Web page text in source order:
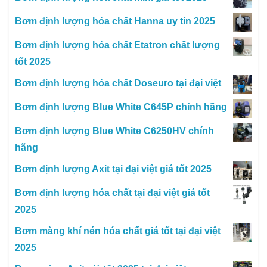
Bơm định lượng hóa chất Hanna uy tín 2025
Bơm định lượng hóa chất Etatron chất lượng
tốt 2025
Bơm định lượng hóa chất Doseuro tại đại việt
Bơm định lượng Blue White C645P chính hãng
Bơm định lượng Blue White C6250HV chính
hãng
Bơm định lượng Axit tại đại việt giá tốt 2025
Bơm định lượng hóa chất tại đại việt giá tốt
2025
Bơm màng khí nén hóa chất giá tốt tại đại việt
2025